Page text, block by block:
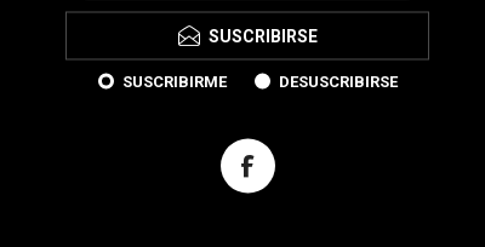
SUSCRIBIRSE
SUSCRIBIRME DESUSCRIBIRSE